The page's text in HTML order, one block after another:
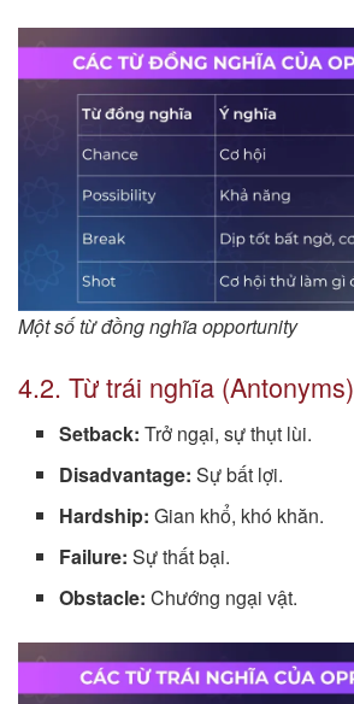
Một số từ đồng nghĩa opportunity
4.2. Từ trái nghĩa (Antonyms)
Setback: Trở ngại, sự thụt lùi.
Disadvantage: Sự bất lợi.
Hardship: Gian khổ, khó khăn.
Failure: Sự thất bại.
Obstacle: Chướng ngại vật.